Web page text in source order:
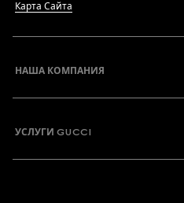
Карта Сайта
НАША КОМПАНИЯ
УСЛУГИ GUCCI